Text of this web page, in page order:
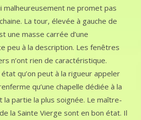
malheureusement ne promet pas
La tour, élevée à gauche de
une masse carrée d’une
peu à la description. Les fenêtres
n’ont rien de caractéristique.
état qu’on peut à la rigueur appeler
qu’une chapelle dédiée à la
la partie la plus soignée. Le maître-
la Sainte Vierge sont en bon état. Il